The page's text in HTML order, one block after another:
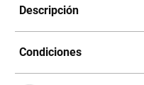
Descripción
Condiciones